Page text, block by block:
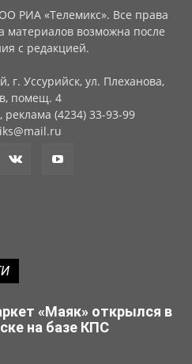
РИА «Телемикс». Все права
возможна после
с редакцией.
г. Уссурийск, ул. Плеханова,
помещ. 4
реклама (4234) 33-93-99
«Маяк» открылся в
на базе КПС